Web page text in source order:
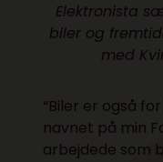
Elektronista
biler og
med
“Biler er også
navnet på min
arbejdede som